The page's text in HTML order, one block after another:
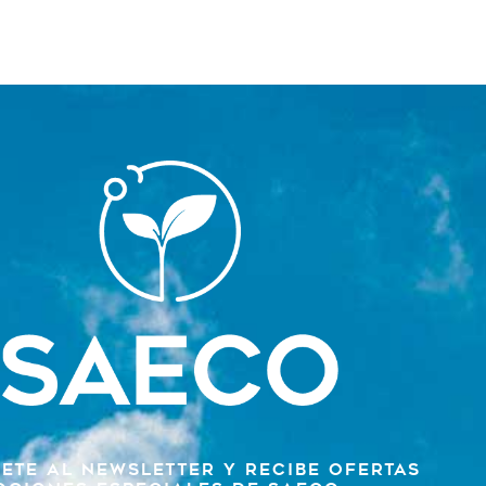
al newsletter y recibe ofertas